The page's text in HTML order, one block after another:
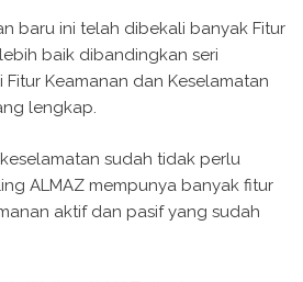
baru ini telah dibekali banyak Fitur
baik dibandingkan seri
Keamanan dan Keselamatan
lengkap.
sudah tidak perlu
ALMAZ mempunya banyak fitur
aktif dan pasif yang sudah